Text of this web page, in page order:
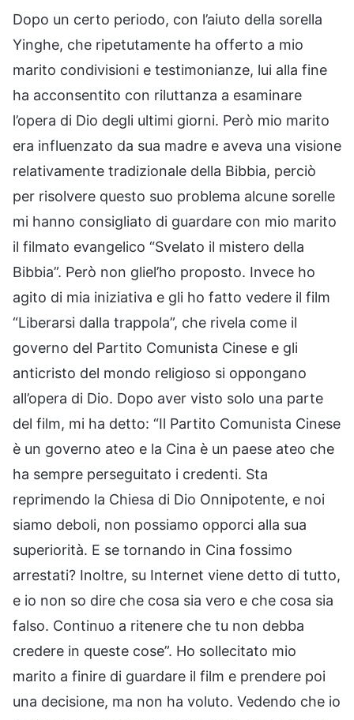
Dopo un certo periodo, con l’aiuto della sorella
Yinghe, che ripetutamente ha offerto a mio
marito condivisioni e testimonianze, lui alla fine
ha acconsentito con riluttanza a esaminare
l’opera di Dio degli ultimi giorni. Però mio marito
era influenzato da sua madre e aveva una visione
relativamente tradizionale della Bibbia, perciò
per risolvere questo suo problema alcune sorelle
mi hanno consigliato di guardare con mio marito
il filmato evangelico “Svelato il mistero della
Bibbia”. Però non gliel’ho proposto. Invece ho
agito di mia iniziativa e gli ho fatto vedere il film
“Liberarsi dalla trappola”, che rivela come il
governo del Partito Comunista Cinese e gli
anticristo del mondo religioso si oppongano
all’opera di Dio. Dopo aver visto solo una parte
del film, mi ha detto: “Il Partito Comunista Cinese
è un governo ateo e la Cina è un paese ateo che
ha sempre perseguitato i credenti. Sta
reprimendo la Chiesa di Dio Onnipotente, e noi
siamo deboli, non possiamo opporci alla sua
superiorità. E se tornando in Cina fossimo
arrestati? Inoltre, su Internet viene detto di tutto,
e io non so dire che cosa sia vero e che cosa sia
falso. Continuo a ritenere che tu non debba
credere in queste cose”. Ho sollecitato mio
marito a finire di guardare il film e prendere poi
una decisione, ma non ha voluto. Vedendo che io